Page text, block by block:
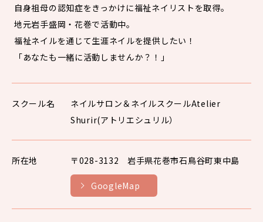
自身祖母の認知症をきっかけに福祉ネイリストを取得。
地元岩手盛岡・花巻で活動中。
福祉ネイルを通じて生涯ネイルを提供したい！
「あなたも一緒に活動しませんか？！」
スクール名
ネイルサロン＆ネイルスクールAtelier
Shurir(アトリエシュリル）
所在地 〒028-3132 岩手県花巻市石鳥谷町東中島
GoogleMap